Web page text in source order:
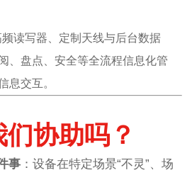
读写器、定制天线与后台数据
、盘点、安全等全流程信息化管
息交互。
协助吗？
事 ：设备在特定场景“不灵”、场